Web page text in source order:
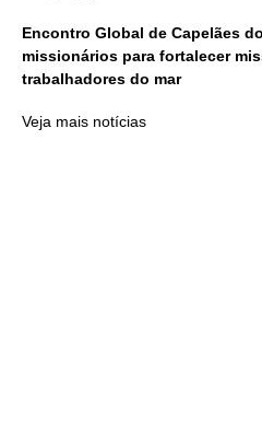
Encontro Global de Capelães
missionários para fortalecer
trabalhadores do mar
Veja mais notícias